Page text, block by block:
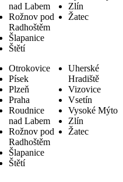
nad Labem
Rožnov pod
Radhoštěm
Šlapanice
Štětí
Zlín
Žatec
Otrokovice
Písek
Plzeň
Praha
Roudnice
nad Labem
Rožnov pod
Radhoštěm
Šlapanice
Štětí
Uherské
Hradiště
Vizovice
Vsetín
Vysoké Mýto
Zlín
Žatec